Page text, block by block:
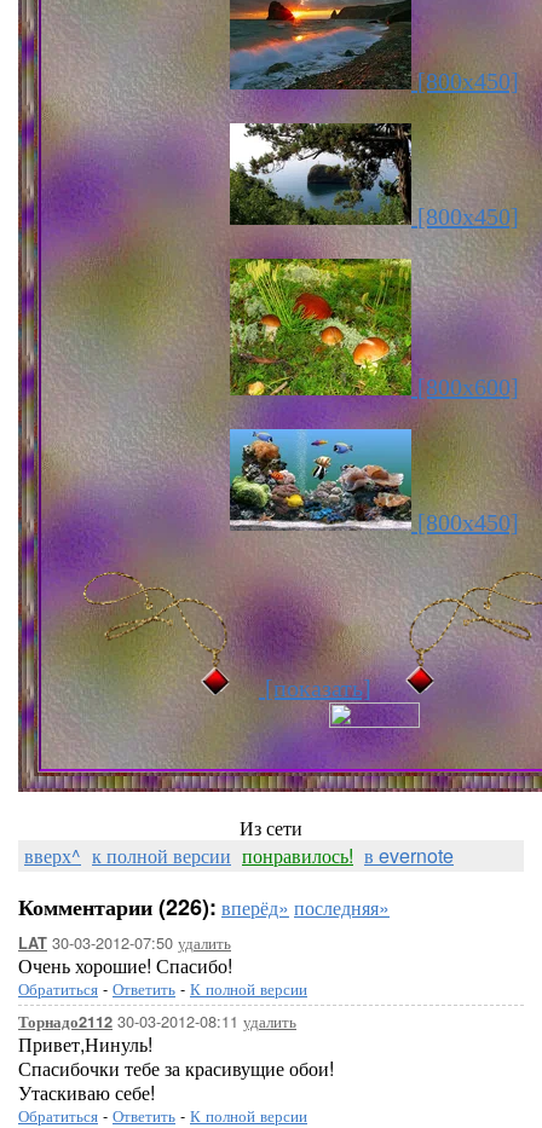
[800x450]
[800x450]
[800x600]
[800x450]
[показать]
Из сети
вверх^ к полной версии понравилось! в evernote
Комментарии (226): вперёд» последняя»
LAT 30-03-2012-07:50 удалить
Очень хорошие! Спасибо!
Обратиться - Ответить - К полной версии
Торнадо2112 30-03-2012-08:11 удалить
Привет,Нинуль!
Спасибочки тебе за красивущие обои!
Утаскиваю себе!
Обратиться - Ответить - К полной версии